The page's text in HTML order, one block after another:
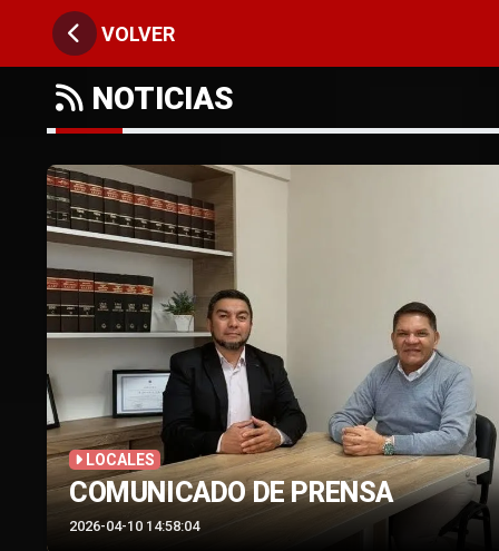
VOLVER
NOTICIAS
LOCALES
COMUNICADO DE PRENSA
2026-04-10 14:58:04